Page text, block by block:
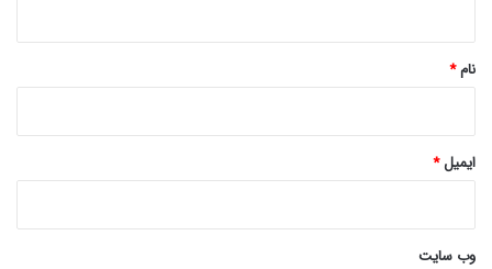
نام*
ایمیل*
وب‌ سایت